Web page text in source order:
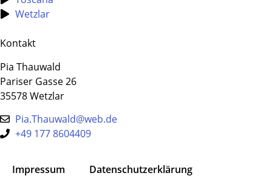
Wetzlar
Kontakt
Pia Thauwald
Pariser Gasse 26
35578 Wetzlar
Pia.Thauwald@web.de
+49 177 8604409
Impressum Datenschutz­erklärung